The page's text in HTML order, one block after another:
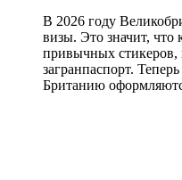
В 2026 году
визы. Это значит, что
привычных стикеров,
загранпаспорт.
Британию